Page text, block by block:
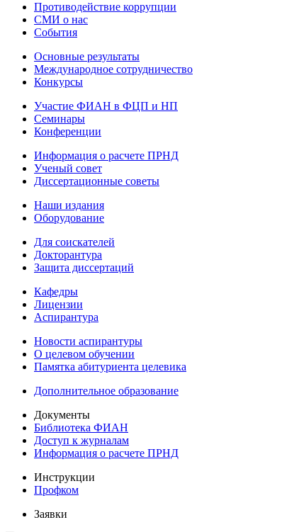
Противодействие коррупции
СМИ о нас
События
Основные результаты
Международное сотрудничество
Конкурсы
Участие ФИАН в ФЦП и НП
Семинары
Конференции
Информация о расчете ПРНД
Ученый совет
Диссертационные советы
Наши издания
Оборудование
Для соискателей
Докторантура
Защита диссертаций
Кафедры
Лицензии
Аспирантура
Новости аспирантуры
О целевом обучении
Памятка абитуриента целевика
Дополнительное образование
Документы
Библиотека ФИАН
Доступ к журналам
Информация о расчете ПРНД
Инструкции
Профком
Заявки